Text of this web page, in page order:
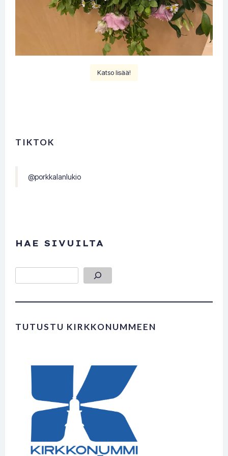
Katso lisää!
TIKTOK
@porkkalanlukio
HAE SIVUILTA
TUTUSTU KIRKKONUMMEEN